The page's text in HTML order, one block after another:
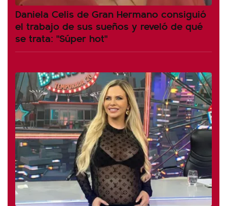
Daniela Celis de Gran Hermano consiguió
el trabajo de sus sueños y reveló de qué
se trata: "Súper hot"